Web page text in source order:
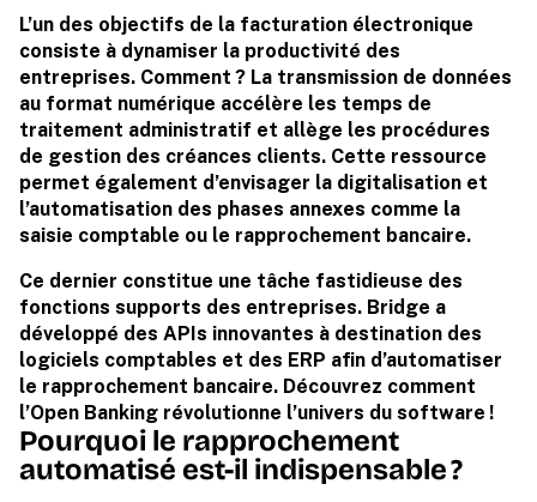
L’un des objectifs de la facturation électronique
consiste à dynamiser la productivité des
entreprises. Comment ? La transmission de données
au format numérique accélère les temps de
traitement administratif et allège les procédures
de gestion des créances clients. Cette ressource
permet également d’envisager la digitalisation et
l’automatisation des phases annexes comme la
saisie comptable ou le rapprochement bancaire.
Ce dernier constitue une tâche fastidieuse des
fonctions supports des entreprises. Bridge a
développé des APIs innovantes à destination des
logiciels comptables et des ERP afin d’automatiser
le rapprochement bancaire. Découvrez comment
l’Open Banking révolutionne l’univers du software !
Pourquoi le rapprochement
automatisé est-il indispensable ?